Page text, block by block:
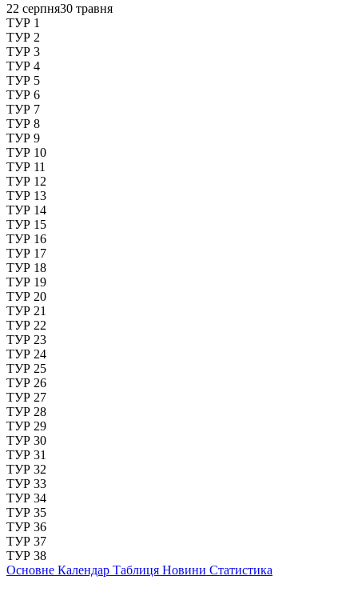
22 серпня30 травня
ТУР 1
ТУР 2
ТУР 3
ТУР 4
ТУР 5
ТУР 6
ТУР 7
ТУР 8
ТУР 9
ТУР 10
ТУР 11
ТУР 12
ТУР 13
ТУР 14
ТУР 15
ТУР 16
ТУР 17
ТУР 18
ТУР 19
ТУР 20
ТУР 21
ТУР 22
ТУР 23
ТУР 24
ТУР 25
ТУР 26
ТУР 27
ТУР 28
ТУР 29
ТУР 30
ТУР 31
ТУР 32
ТУР 33
ТУР 34
ТУР 35
ТУР 36
ТУР 37
ТУР 38
Основне Календар Таблиця Новини Статистика